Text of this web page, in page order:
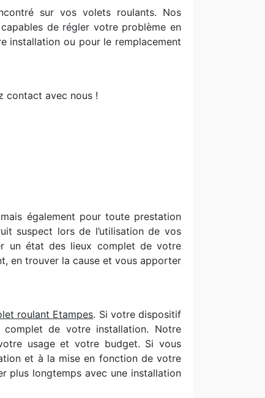
sur vos volets roulants. Nos
de régler votre problème en
installation ou pour le remplacement
contact avec nous !
également pour toute prestation
suspect lors de l’utilisation de vos
un état des lieux complet de votre
en trouver la cause et vous apporter
roulant Etampes. Si votre dispositif
de votre installation. Notre
usage et votre budget. Si vous
et à la mise en fonction de votre
plus longtemps avec une installation